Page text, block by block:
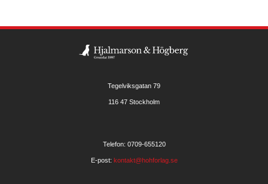
Tegelviksgatan 79
116 47 Stockholm
Telefon: 0709-655120
E-post: kontakt@hohforlag.se